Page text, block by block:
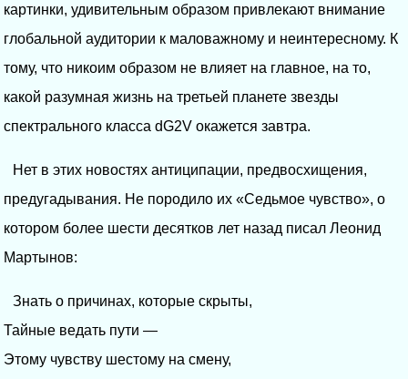
картинки, удивительным образом привлекают внимание
глобальной аудитории к маловажному и неинтересному. К
тому, что никоим образом не влияет на главное, на то,
какой разумная жизнь на третьей планете звезды
спектрального класса dG2V окажется завтра.
Нет в этих новостях антиципации, предвосхищения,
предугадывания. Не породило их «Седьмое чувство», о
котором более шести десятков лет назад писал Леонид
Мартынов:
Знать о причинах, которые скрыты,
Тайные ведать пути —
Этому чувству шестому на смену,